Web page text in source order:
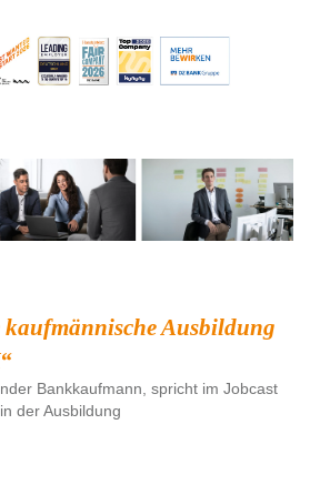
kaufmännische Ausbildung
Bankkaufmann, spricht im Jobcast
der Ausbildung